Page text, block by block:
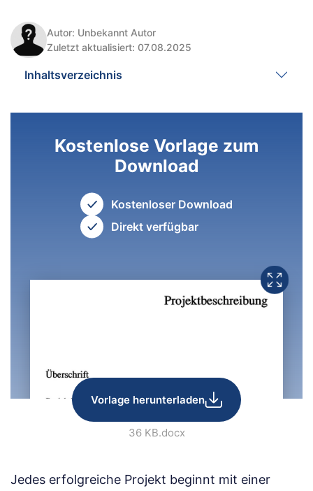
Autor: Unbekannt Autor
Zuletzt aktualisiert: 07.08.2025
Inhaltsverzeichnis
Kostenlose Vorlage zum
Download
Kostenloser Download
Direkt verfügbar
Vorlage herunterladen
36 KB.docx
Jedes erfolgreiche Projekt beginnt mit einer